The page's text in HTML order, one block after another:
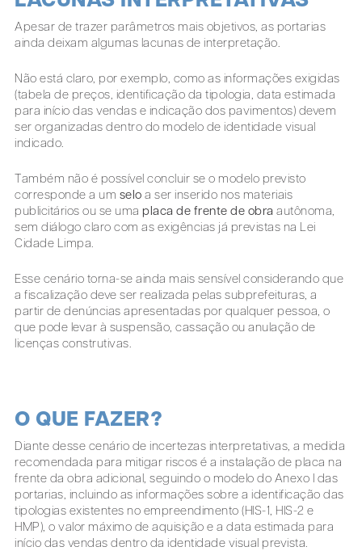
Apesar de trazer parâmetros mais objetivos, as portarias
ainda deixam algumas lacunas de interpretação.
Não está claro, por exemplo, como as informações exigidas
(tabela de preços, identificação da tipologia, data estimada
para início das vendas e indicação dos pavimentos) devem
ser organizadas dentro do modelo de identidade visual
indicado.
Também não é possível concluir se o modelo previsto
corresponde a um selo a ser inserido nos materiais
publicitários ou se uma placa de frente de obra autônoma,
sem diálogo claro com as exigências já previstas na Lei
Cidade Limpa.
Esse cenário torna-se ainda mais sensível considerando que
a fiscalização deve ser realizada pelas subprefeituras, a
partir de denúncias apresentadas por qualquer pessoa, o
que pode levar à suspensão, cassação ou anulação de
licenças construtivas.
O QUE FAZER?
Diante desse cenário de incertezas interpretativas, a medida
recomendada para mitigar riscos é a instalação de placa na
frente da obra adicional, seguindo o modelo do Anexo I das
portarias, incluindo as informações sobre a identificação das
tipologias existentes no empreendimento (HIS-1, HIS-2 e
HMP), o valor máximo de aquisição e a data estimada para
início das vendas dentro da identidade visual prevista.